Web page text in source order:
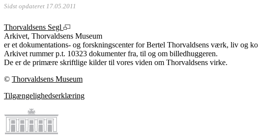
Sidst opdateret 17.05.2011
Thorvaldsens Segl
Arkivet, Thorvaldsens Museum
er et dokumentations- og forskningscenter for Bertel Thorvaldsens værk, liv og
Arkivet rummer p.t. 10323 dokumenter fra, til og om billedhuggeren.
De er de primære skriftlige kilder til vores viden om Thorvaldsens virke.
© Thorvaldsens Museum
Tilgængelighedserklæring